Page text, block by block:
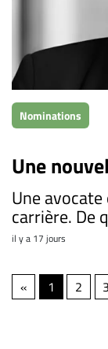
Nominations
Une
​Une
carrière. De
il y a 17 jours
« 1 2 3